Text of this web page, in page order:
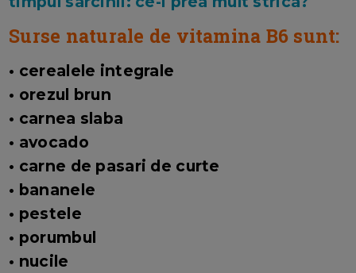
Surse naturale de vitamina B6 sunt:
• cerealele integrale
• orezul brun
• carnea slaba
• avocado
• carne de pasari de curte
• bananele
• pestele
• porumbul
• nucile